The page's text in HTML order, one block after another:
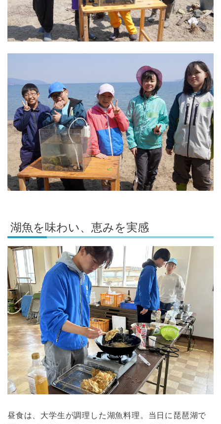
湖魚を味わい、恵みを実感
昼食は、大学生が調理した湖魚料理。当日に琵琶湖で